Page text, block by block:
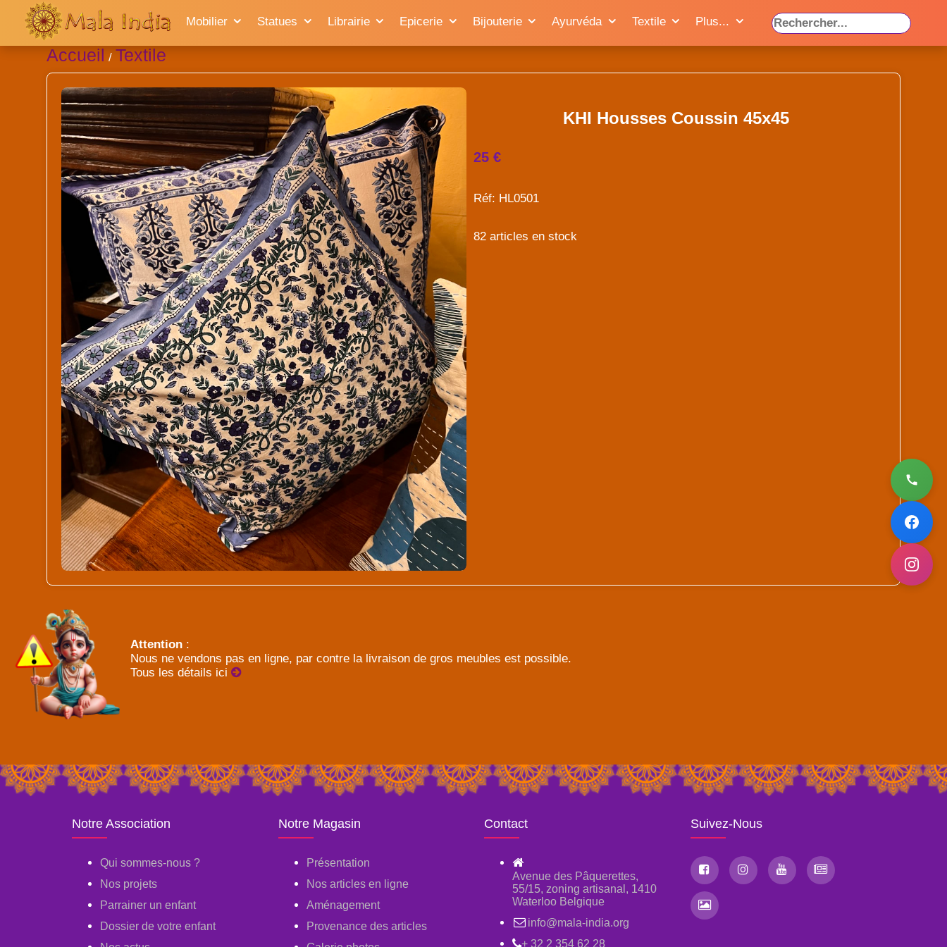
Mobilier Statues Librairie Epicerie Bijouterie Ayurvéda Textile Plus...
Accueil / Textile
KHI Housses Coussin 45x45
25 €
Réf: HL0501
82 articles en stock
Attention :
Nous ne vendons pas en ligne, par contre la livraison de gros meubles est possible.
Tous les détails ici
Notre Association
Qui sommes-nous ?
Nos projets
Parrainer un enfant
Dossier de votre enfant
Notre Magasin
Présentation
Nos articles en ligne
Aménagement
Provenance des articles
Contact
Avenue des Pâquerettes,
55/15, zoning artisanal, 1410
Waterloo Belgique
info@mala-india.org
+ 32 2 354 62 28
Suivez-Nous